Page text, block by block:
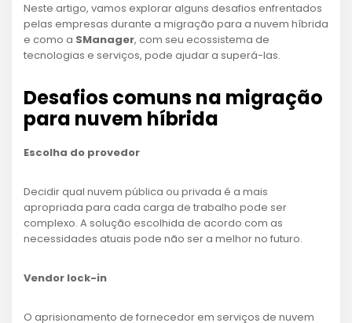
Neste artigo, vamos explorar alguns desafios enfrentados
pelas empresas durante a migração para a nuvem híbrida
e como a SManager, com seu ecossistema de
tecnologias e serviços, pode ajudar a superá-las.
Desafios comuns na migração
para nuvem híbrida
Escolha do provedor
Decidir qual nuvem pública ou privada é a mais
apropriada para cada carga de trabalho pode ser
complexo. A solução escolhida de acordo com as
necessidades atuais pode não ser a melhor no futuro.
Vendor lock-in
O aprisionamento de fornecedor em serviços de nuvem